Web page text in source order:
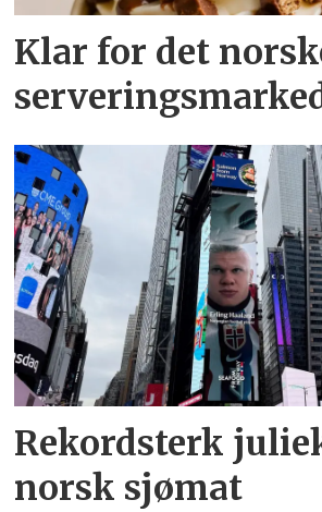
Klar for det
Rekordsterk
norsk sjømat